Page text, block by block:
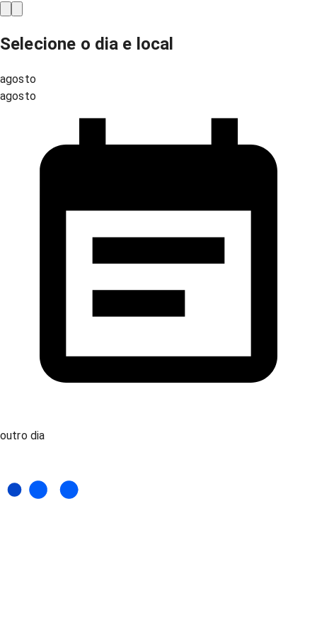
Selecione o dia e local
agosto
agosto
outro dia